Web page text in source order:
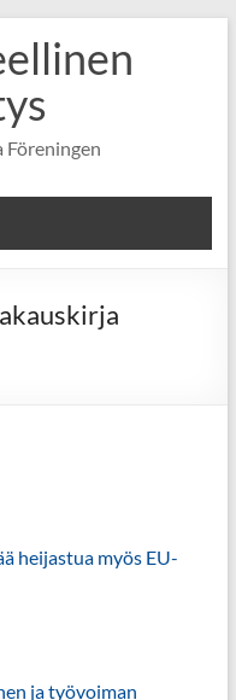
heijastua myös EU-
ja työvoiman